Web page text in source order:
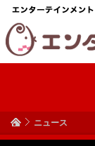
ニュース